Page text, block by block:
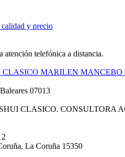
y precio
atención telefónica a distancia.
CLASICO MARILEN MANCEBO
07013
CLASICO. CONSULTORA
La Coruña 15350